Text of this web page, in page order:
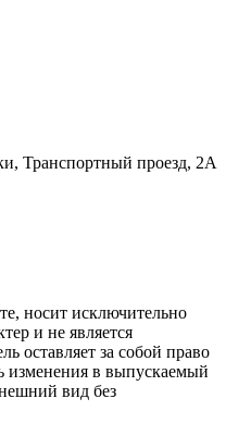
Транспортный проезд, 2А
носит исключительно
и не является
оставляет за собой право
изменения в выпускаемый
вид без